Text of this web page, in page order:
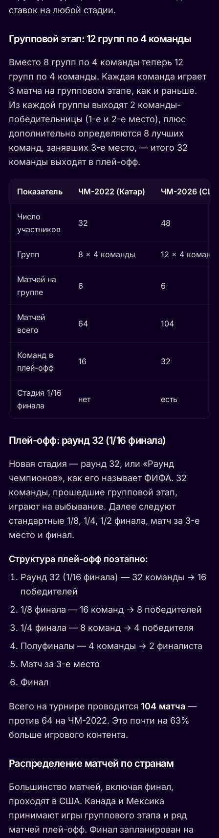
ставок на любой стадии.
Групповой этап: 12 групп по 4 команды
Вместо 8 групп по 4 команды теперь 12
групп по 4 команды. Каждая команда играет
3 матча на групповом этапе, как и раньше.
Из каждой группы выходят 2 команды-
победительницы (1-е и 2-е место), плюс
дополнительно определяются 8 лучших
команд, занявших 3-е место, — итого 32
команды выходят в плей-офф.
Показатель ЧМ-2022 (Катар) ЧМ-2026
Число
участников
32 48
Групп 8 × 4 команды 12 × 4
Матчей на
группе
6 6
Матчей
всего
64 104
Команд в
плей-офф
16 32
Стадия 1/16
финала
нет есть
Плей-офф: раунд 32 (1/16 финала)
Новая стадия — раунд 32, или «Раунд
чемпионов», как его называет ФИФА. 32
команды, прошедшие групповой этап,
играют на выбывание. Далее следуют
стандартные 1/8, 1/4, 1/2 финала, матч за 3-е
место и финал.
Структура плей-офф поэтапно:
Раунд 32 (1/16 финала) — 32 команды → 16
победителей
1/8 финала — 16 команд → 8 победителей
1/4 финала — 8 команд → 4 победителя
Полуфиналы — 4 команды → 2 финалиста
Матч за 3-е место
Финал
Всего на турнире проводится 104 матча—
против 64 на ЧМ-2022. Это почти на 63%
больше игрового контента.
Распределение матчей по странам
Большинство матчей, включая финал,
проходят в США. Канада и Мексика
принимают игры группового этапа и ряд
матчей плей-офф. Финал запланирован на